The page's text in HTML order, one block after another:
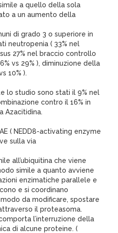
a quello della sola
a un aumento della
di grado 3 o superiore in
neutropenia ( 33% nel
27% nel braccio controllo
vs 29% ), diminuzione della
10% ).
lo studio sono stati il 9% nel
contro il 16% in
Azacitidina.
( NEDD8-activating enzyme
sulla via
all’ubiquitina che viene
simile a quanto avviene
enzimatiche parallele e
e si coordinano
da modificare, spostare
il proteasoma.
l’interruzione della
di alcune proteine. (